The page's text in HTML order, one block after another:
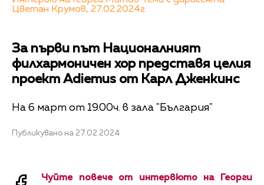
Цветан Крумов, 27.02.2024г.
За първи път Националният
филхармоничен хор представя целия
проект Adiemus от Карл Дженкинс
На 6 март от 19.00ч. в зала "България"
Публикувано на 27.02.2024
Чуйте повече от интервюто на Георги